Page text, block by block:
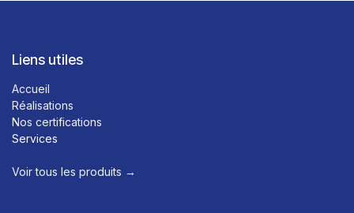
Liens utiles
Accueil
Réalisations
Nos certifications
Services
Voir tous les produits →​